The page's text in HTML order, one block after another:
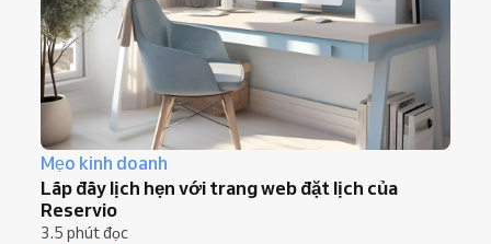
Mẹo kinh doanh
Lấp đầy lịch hẹn với trang web đặt lịch của
Reservio
3.5 phút đọc